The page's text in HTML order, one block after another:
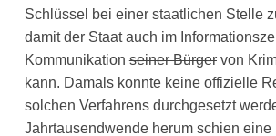
Schlüssel bei einer staatlichen Stelle
damit der Staat auch im
Kommunikationseiner Bürgervon
kann. Damals konnte keine offizielle
solchen Verfahrens durchgesetzt
Jahrtausendwende herum schien